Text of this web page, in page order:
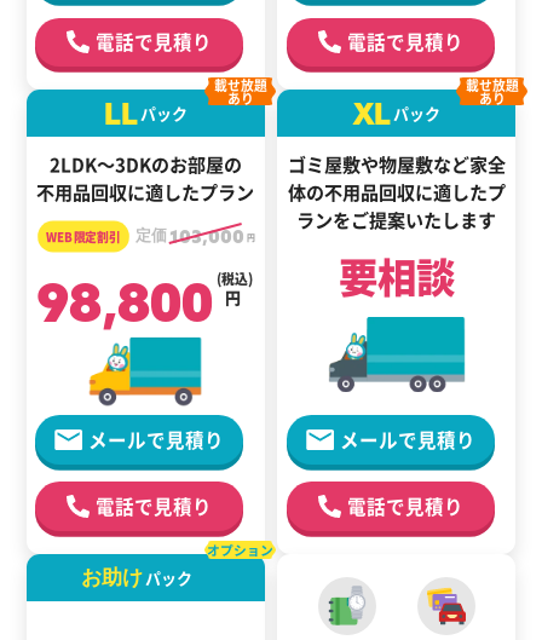
電話で見積り 電話で見積り
LLパック
2LDK～3DKのお部屋の
不用品回収に適したプラン
載せ放題
あり
定価103,000 円
98,800 円
(税込)
メールで見積り
電話で見積り
XLパック
ゴミ屋敷や物屋敷など家全
体の不用品回収に適したプ
ランをご提案いたします
載せ放題
あり
要相談
メールで見積り
電話で見積り
お助けパック
オプション